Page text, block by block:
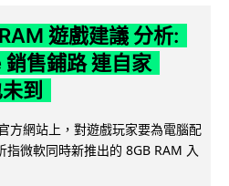
遊戲建議 分析:
售鋪路 連自家
到
方網站上，對遊戲玩家要為電腦配
微軟同時新推出的 8GB RAM 入